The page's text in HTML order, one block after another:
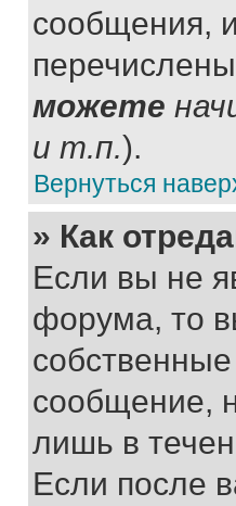
сообщения,
можете
и т.п.).
Вернуться
» Как
Если вы не
форума, то
сообщение,
лишь в
Если после